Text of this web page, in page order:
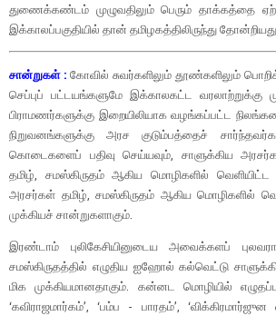
துணைக்கண்டம் முழுவதிலும் பெரும் தாக்கத்தை
இக்காலப்பகுதியில் தான் தமிழகத்திலிருந்து
சான்றுகள் : கோவில் சுவர்களிலும் தூண்களிலும்
செப்புப் பட்டயங்களுமே இக்காலகட்ட வரலாற்றுக்கு
பிராமணர்களுக்கு இறையிலியாக வழங்கப்பட்ட
நிறுவனங்களுக்கு அரச குடும்பத்தைச்
கொடைகளைப் பதிவு செய்யவும், சாளுக்கிய
தமிழ், சமஸ்கிருதம் ஆகிய மொழிகளில்
அரசர்கள் தமிழ், சமஸ்கிருதம் ஆகிய மொழிகளில்
முக்கியச் சான்றுகளாகும்.
இரண்டாம் புலிகேசியினுடைய அவைக்களப்
சமஸ்கிருதத்தில் எழுதிய ஐஹோல் கல்வெட்டு
மிக முக்கியமானதாகும். கன்னட மொழியில்
‘கவிராஜமார்கம்’, ‘பம்ப - பாரதம்’,